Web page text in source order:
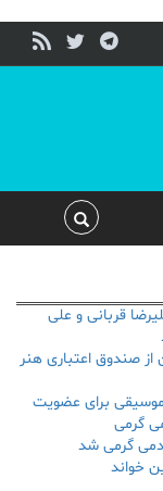
قربانی و علی
از صندوق اعتباری هنر
برای عضویت
گرمی
گرمی شد
خواند